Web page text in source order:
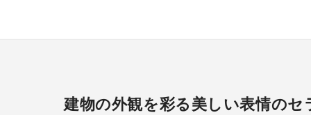
建物の外観を彩る美しい表情の